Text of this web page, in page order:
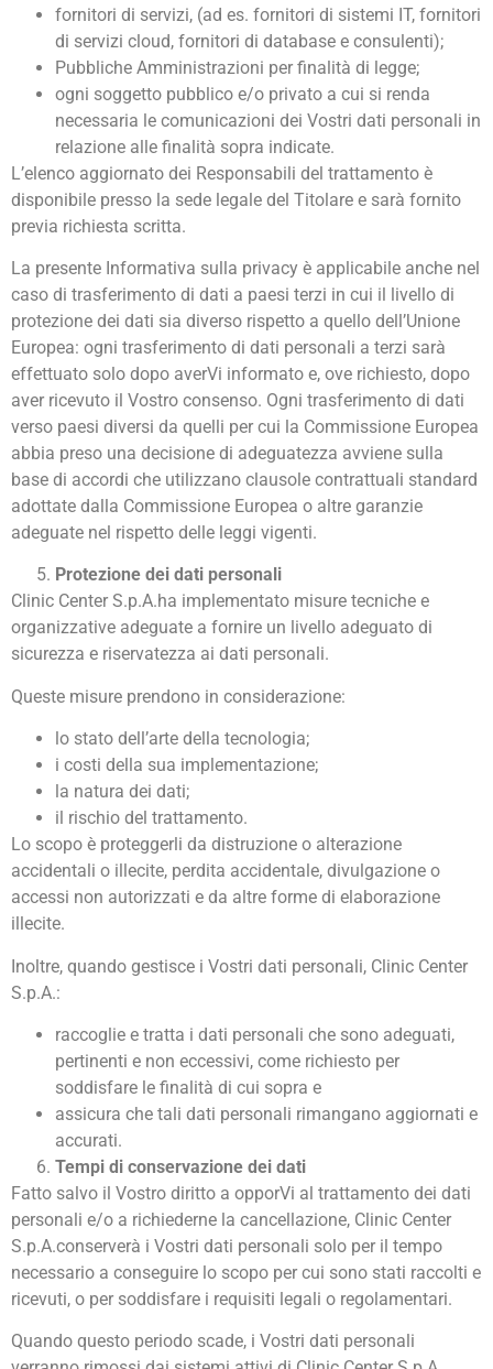
fornitori di servizi, (ad es. fornitori di sistemi IT, fornitori
di servizi cloud, fornitori di database e consulenti);
Pubbliche Amministrazioni per finalità di legge;
ogni soggetto pubblico e/o privato a cui si renda
necessaria le comunicazioni dei Vostri dati personali in
relazione alle finalità sopra indicate.
L’elenco aggiornato dei Responsabili del trattamento è
disponibile presso la sede legale del Titolare e sarà fornito
previa richiesta scritta.
La presente Informativa sulla privacy è applicabile anche nel
caso di trasferimento di dati a paesi terzi in cui il livello di
protezione dei dati sia diverso rispetto a quello dell’Unione
Europea: ogni trasferimento di dati personali a terzi sarà
effettuato solo dopo averVi informato e, ove richiesto, dopo
aver ricevuto il Vostro consenso. Ogni trasferimento di dati
verso paesi diversi da quelli per cui la Commissione Europea
abbia preso una decisione di adeguatezza avviene sulla
base di accordi che utilizzano clausole contrattuali standard
adottate dalla Commissione Europea o altre garanzie
adeguate nel rispetto delle leggi vigenti.
Protezione dei dati personali
Clinic Center S.p.A.ha implementato misure tecniche e
organizzative adeguate a fornire un livello adeguato di
sicurezza e riservatezza ai dati personali.
Queste misure prendono in considerazione:
lo stato dell’arte della tecnologia;
i costi della sua implementazione;
la natura dei dati;
il rischio del trattamento.
Lo scopo è proteggerli da distruzione o alterazione
accidentali o illecite, perdita accidentale, divulgazione o
accessi non autorizzati e da altre forme di elaborazione
illecite.
Inoltre, quando gestisce i Vostri dati personali, Clinic Center
S.p.A.:
raccoglie e tratta i dati personali che sono adeguati,
pertinenti e non eccessivi, come richiesto per
soddisfare le finalità di cui sopra e
assicura che tali dati personali rimangano aggiornati e
accurati.
Tempi di conservazione dei dati
Fatto salvo il Vostro diritto a opporVi al trattamento dei dati
personali e/o a richiederne la cancellazione, Clinic Center
S.p.A.conserverà i Vostri dati personali solo per il tempo
necessario a conseguire lo scopo per cui sono stati raccolti e
ricevuti, o per soddisfare i requisiti legali o regolamentari.
Quando questo periodo scade, i Vostri dati personali